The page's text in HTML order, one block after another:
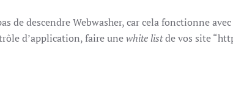
de descendre Webwasher, car cela fonctionne
d’application, faire unewhite listde vos site